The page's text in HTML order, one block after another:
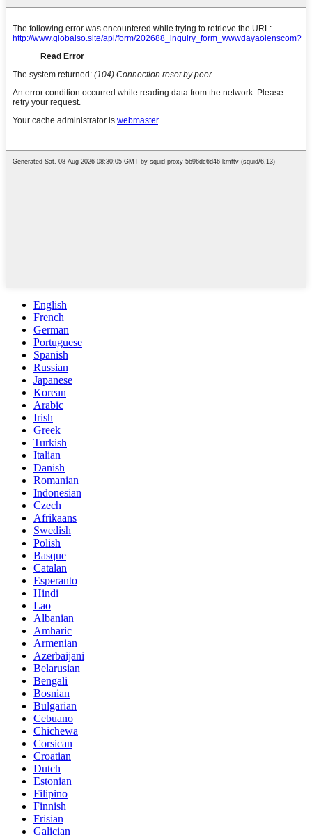
English
French
German
Portuguese
Spanish
Russian
Japanese
Korean
Arabic
Irish
Greek
Turkish
Italian
Danish
Romanian
Indonesian
Czech
Afrikaans
Swedish
Polish
Basque
Catalan
Esperanto
Hindi
Lao
Albanian
Amharic
Armenian
Azerbaijani
Belarusian
Bengali
Bosnian
Bulgarian
Cebuano
Chichewa
Corsican
Croatian
Dutch
Estonian
Filipino
Finnish
Frisian
Galician